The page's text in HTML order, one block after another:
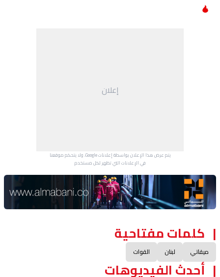
إعلان
يتم عرض هذا الإعلان بواسطة إعلانات Google، ولا يتحكم موقعنا
في الإعلانات التي تظهر لكل مستخدم.
Advertisement Section
كلمات مفتاحية
ميقاتي لبنان القوات
أحدث الفيديوهات